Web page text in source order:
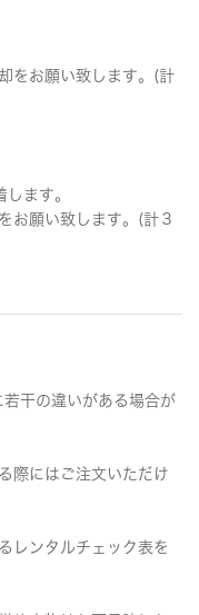
をお願い致します。(計
ます。
お願い致します。(計３
干の違いがある場合が
際にはご注文いただけ
レンタルチェック表を